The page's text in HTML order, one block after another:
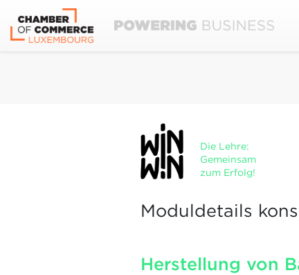
Die Lehre:
Gemeinsam
zum Erfolg!
Moduldetails
Herstellung von